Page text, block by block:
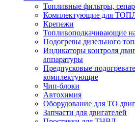
Топливные фильтры,
Комплектующие для
Крепежи
Топливоподкачивающие
Подогревы дизельного
Индикаторы контроля
аппаратуры
Предпусковые
комплектующие
Чип-блоки
Автохимия
Оборудование для ТО
Запчасти для двигателей